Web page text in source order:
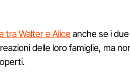
tra Walter e Aliceanche se i
delle loro famiglie, ma